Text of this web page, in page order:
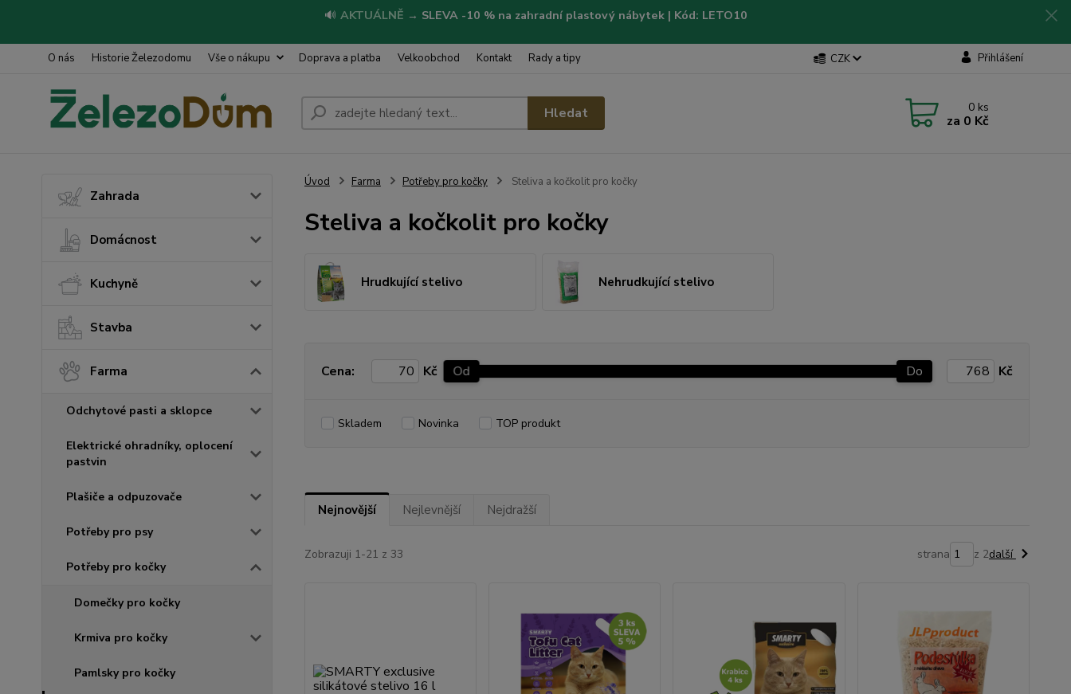
🔊 AKTUÁLNĚ → SLEVA -10 % na zahradní plastový nábytek | Kód: LETO10
O nás Historie Železodomu Vše o nákupu Doprava a platba Velkoobchod Kontakt Rady a tipy CZK Přihlášení
Hledat 0 ks
za 0 Kč
Zahrada
Domácnost
Kuchyně
Stavba
Farma
Odchytové pasti a sklopce
Elektrické ohradníky, oplocení
pastvin
Plašiče a odpuzovače
Potřeby pro psy
Potřeby pro kočky
Domečky pro kočky
Krmiva pro kočky
Pamlsky pro kočky
Úvod Farma Potřeby pro kočky Steliva a kočkolit pro kočky
Steliva a kočkolit pro kočky
Hrudkující stelivo Nehrudkující stelivo
Cena: Kč Od Do Kč
Skladem Novinka TOP produkt
Nejnovější Nejlevnější Nejdražší
Zobrazuji 1-21 z 33 strana z 2další